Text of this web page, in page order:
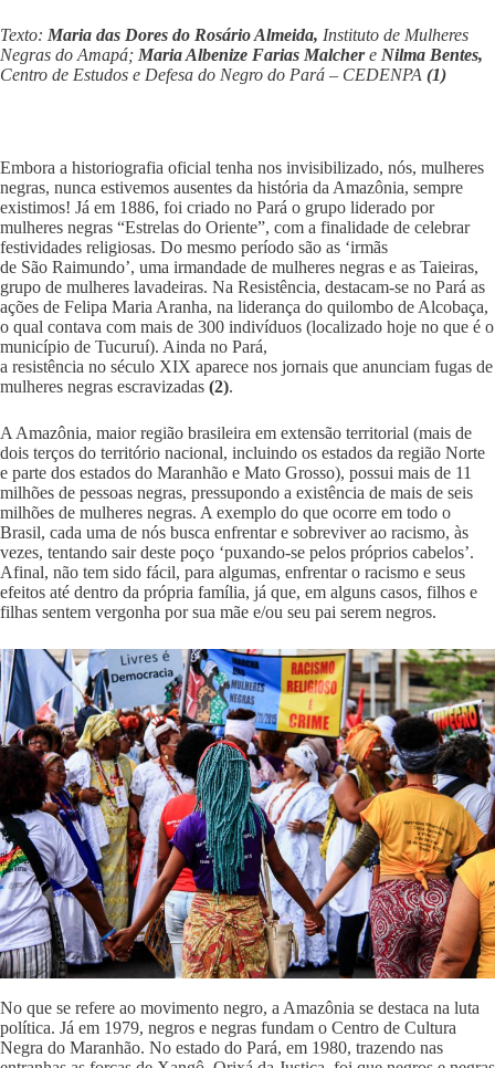
Texto: Maria das Dores do Rosário Almeida, Instituto de Mulheres
Negras do Amapá; Maria Albenize Farias Malchere Nilma Bentes,
Centro de Estudos e Defesa do Negro do Pará – CEDENPA (1)
Embora a historiografia oficial tenha nos invisibilizado, nós, mulheres
negras, nunca estivemos ausentes da história da Amazônia, sempre
existimos! Já em 1886, foi criado no Pará o grupo liderado por
mulheres negras “Estrelas do Oriente”, com a finalidade de celebrar
festividades religiosas. Do mesmo período são as ‘irmãs
de São Raimundo’, uma irmandade de mulheres negras e as Taieiras,
grupo de mulheres lavadeiras. Na Resistência, destacam-se no Pará as
ações de Felipa Maria Aranha, na liderança do quilombo de Alcobaça,
o qual contava com mais de 300 indivíduos (localizado hoje no que é o
município de Tucuruí). Ainda no Pará,
a resistência no século XIX aparece nos jornais que anunciam fugas de
mulheres negras escravizadas (2).
A Amazônia, maior região brasileira em extensão territorial (mais de
dois terços do território nacional, incluindo os estados da região Norte
e parte dos estados do Maranhão e Mato Grosso), possui mais de 11
milhões de pessoas negras, pressupondo a existência de mais de seis
milhões de mulheres negras. A exemplo do que ocorre em todo o
Brasil, cada uma de nós busca enfrentar e sobreviver ao racismo, às
vezes, tentando sair deste poço ‘puxando-se pelos próprios cabelos’.
Afinal, não tem sido fácil, para algumas, enfrentar o racismo e seus
efeitos até dentro da própria família, já que, em alguns casos, filhos e
filhas sentem vergonha por sua mãe e/ou seu pai serem negros.
No que se refere ao movimento negro, a Amazônia se destaca na luta
política. Já em 1979, negros e negras fundam o Centro de Cultura
Negra do Maranhão. No estado do Pará, em 1980, trazendo nas